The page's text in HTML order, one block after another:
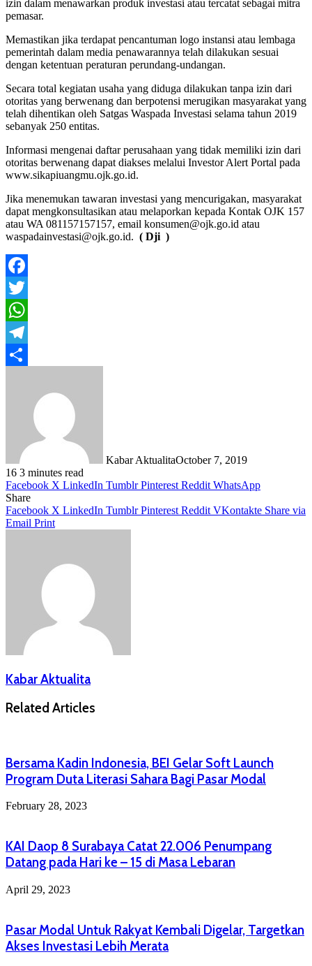
izin dalam menawarkan produk investasi atau tercatat sebagai mitra
pemasar.
Memastikan jika terdapat pencantuman logo instansi atau lembaga
pemerintah dalam media penawarannya telah dilakukan sesuai
dengan ketentuan peraturan perundang-undangan.
Secara total kegiatan usaha yang diduga dilakukan tanpa izin dari
otoritas yang berwenang dan berpotensi merugikan masyarakat yang
telah dihentikan oleh Satgas Waspada Investasi selama tahun 2019
sebanyak 250 entitas.
Informasi mengenai daftar perusahaan yang tidak memiliki izin dari
otoritas berwenang dapat diakses melalui Investor Alert Portal pada
www.sikapiuangmu.ojk.go.id.
Jika menemukan tawaran investasi yang mencurigakan, masyarakat
dapat mengkonsultasikan atau melaporkan kepada Kontak OJK 157
atau WA 081157157157, email konsumen@ojk.go.id atau
waspadainvestasi@ojk.go.id. ( Dji )
Facebook
Twitter
WhatsApp
Telegram
Kabar AktualitaOctober 7, 2019
16 3 minutes read
Facebook X LinkedIn Tumblr Pinterest Reddit WhatsApp
Share
Facebook X LinkedIn Tumblr Pinterest Reddit VKontakte Share via
Email Print
Kabar Aktualita
Related Articles
Bersama Kadin Indonesia, BEI Gelar Soft Launch
Program Duta Literasi Sahara Bagi Pasar Modal
February 28, 2023
KAI Daop 8 Surabaya Catat 22.006 Penumpang
Datang pada Hari ke – 15 di Masa Lebaran
April 29, 2023
Pasar Modal Untuk Rakyat Kembali Digelar, Targetkan
Akses Investasi Lebih Merata